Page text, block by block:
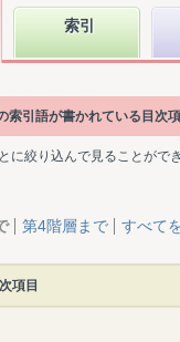
索引
引語が書かれている目次
に絞り込んで見ることがで
第4階層まで すべて
項目